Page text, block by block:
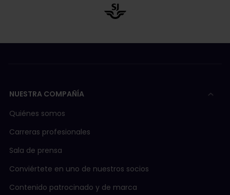
NUESTRA COMPAÑÍA
Quiénes somos
Carreras profesionales
Sala de prensa
Conviértete en uno de nuestros socios
Contenido patrocinado y de marca